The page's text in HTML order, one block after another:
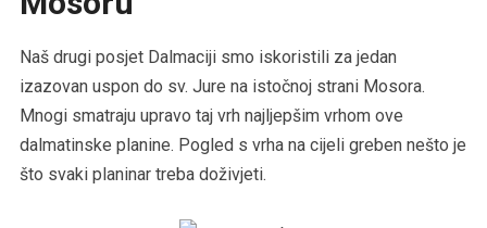
Naš drugi posjet Dalmaciji smo iskoristili za jedan
izazovan uspon do sv. Jure na istočnoj strani Mosora.
Mnogi smatraju upravo taj vrh najljepšim vrhom ove
dalmatinske planine. Pogled s vrha na cijeli greben nešto je
što svaki planinar treba doživjeti.